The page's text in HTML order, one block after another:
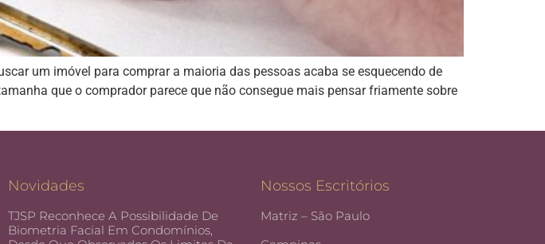
um imóvel para comprar a maioria das pessoas acaba se esquecendo de
que o comprador parece que não consegue mais pensar friamente sobre
Novidades
TJSP Reconhece A Possibilidade De
Biometria Facial Em Condomínios,
Nossos Escritórios
Matriz – São Paulo